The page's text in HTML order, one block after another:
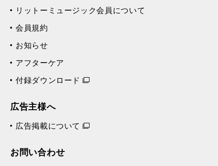
リットーミュージック会員について
会員規約
お知らせ
アフターケア
付録ダウンロード
広告主様へ
広告掲載について
お問い合わせ